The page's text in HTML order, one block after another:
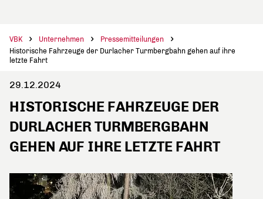
VBK Unternehmen
Pressemitteilungen
Historische Fahrzeuge der Durlacher Turmbergbahn gehen auf ihre
letzte Fahrt
29.12.2024
HISTORISCHE FAHRZEUGE DER
DURLACHER TURMBERGBAHN
GEHEN AUF IHRE LETZTE FAHRT